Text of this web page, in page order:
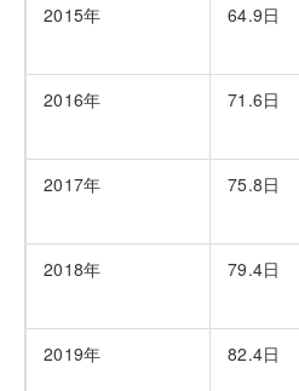
2015年 64.9日
2016年 71.6日
2017年 75.8日
2018年 79.4日
2019年 82.4日